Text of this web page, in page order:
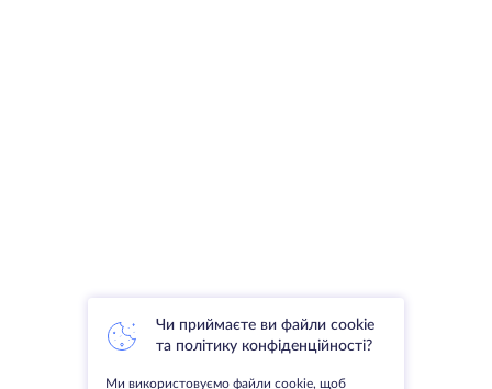
Чи приймаєте ви файли cookie
та політику конфіденційності?
Ми використовуємо файли cookie, щоб